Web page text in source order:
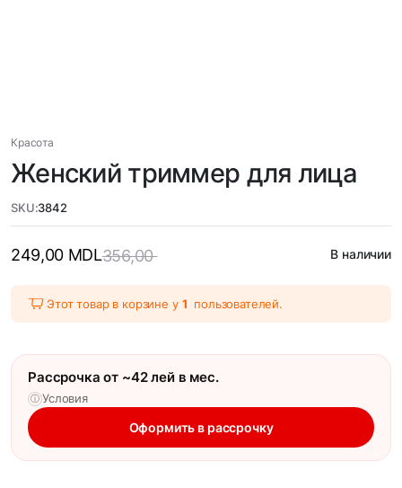
Красота
Женский триммер для лица
SKU:3842
356,00
249,00 MDL В наличии
Этот товар в корзине у 1 пользователей.
Рассрочка от ~42 лей в мес.
ⓘ Условия
Оформить в рассрочку